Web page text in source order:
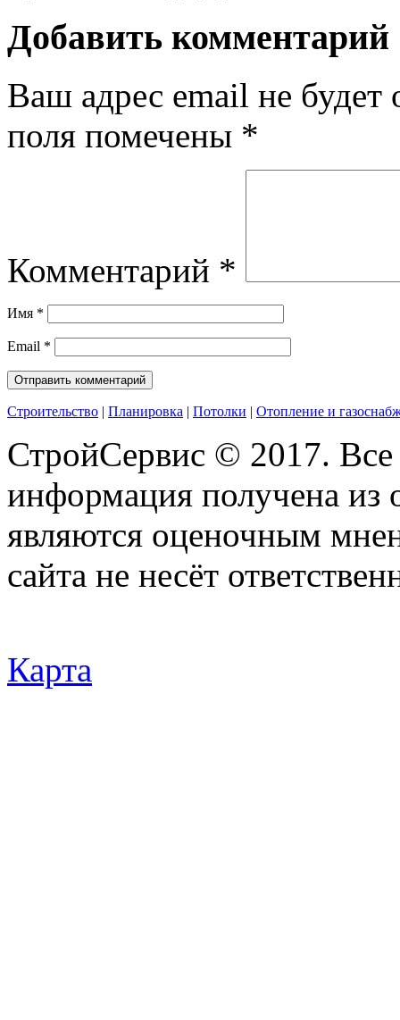
Добавить комментарий
Ваш адрес email не будет
поля помечены *
Комментарий *
Имя *
Email *
Строительство | Планировка | Потолки | Отопление и
СтройСервис © 2017.
информация получена из
являются оценочным
сайта не несёт
Карта